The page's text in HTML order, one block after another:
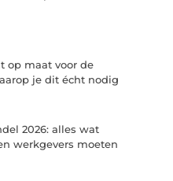
op maat voor de
je dit écht nodig
2026: alles wat
werkgevers moeten